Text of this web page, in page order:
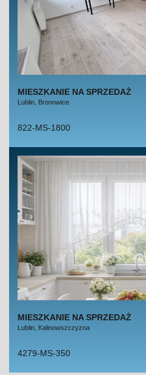
MIESZKANIE NA SPRZEDAŻ
Lublin, Bronowice
822-MS-1800
MIESZKANIE NA SPRZEDAŻ
Lublin, Kalinowszczyzna
4279-MS-350